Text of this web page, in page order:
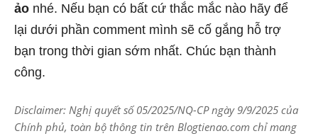
ảo nhé. Nếu bạn có bất cứ thắc mắc nào hãy để
lại dưới phần comment mình sẽ cố gắng hỗ trợ
bạn trong thời gian sớm nhất. Chúc bạn thành
công.
Disclaimer: Nghị quyết số 05/2025/NQ-CP ngày 9/9/2025 của
Chính phủ, toàn bộ thông tin trên Blogtienao.com chỉ mang